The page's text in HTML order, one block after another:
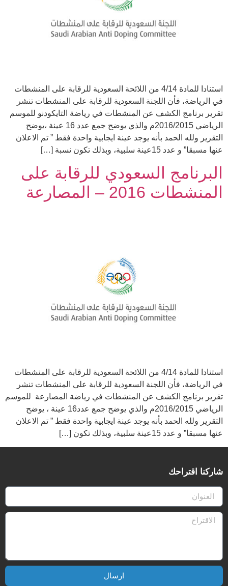
استنادا للمادة 4/14 من اللائحة السعودية للرقابة على المنشطات
في الرياضة، فأن اللجنة السعودية للرقابة على المنشطات تنشر
تقرير برنامج الكشف عن المنشطات في رياضة التايكودنو للموسم
الرياضي 2016/2015م والذي يوضح جمع عدد 16 عينة ،يوضح
التقرير ولله الحمد بأنه يوجد عينة ايجابية واحدة فقط ” تم الاعلان
عنها مسبقا” و عدد 15عينة سلبية، وبذلك تكون نسبة […]
البرنامج السعودي للرقابة على
المنشطات 2016 – المصارعة
استنادا للمادة 4/14 من اللائحة السعودية للرقابة على المنشطات
في الرياضة، فأن اللجنة السعودية للرقابة على المنشطات تنشر
تقرير برنامج الكشف عن المنشطات في رياضة المصارعة للموسم
الرياضي 2016/2015م والذي يوضح جمع عدد16 عينة ، يوضح
التقرير ولله الحمد بأنه يوجد عينة ايجابية واحدة فقط ” تم الاعلان
عنها مسبقا” و عدد 15عينة سلبية، وبذلك تكون […]
شاركنا اقتراحك
ارسال